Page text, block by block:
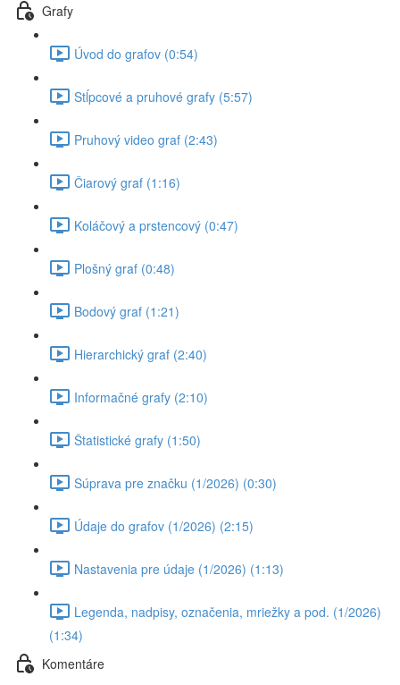
Grafy
Úvod do grafov (0:54)
Stĺpcové a pruhové grafy (5:57)
Pruhový video graf (2:43)
Čiarový graf (1:16)
Koláčový a prstencový (0:47)
Plošný graf (0:48)
Bodový graf (1:21)
Hierarchický graf (2:40)
Informačné grafy (2:10)
Štatistické grafy (1:50)
Súprava pre značku (1/2026) (0:30)
Údaje do grafov (1/2026) (2:15)
Nastavenia pre údaje (1/2026) (1:13)
Legenda, nadpisy, označenia, mriežky a pod. (1/2026)
(1:34)
Komentáre